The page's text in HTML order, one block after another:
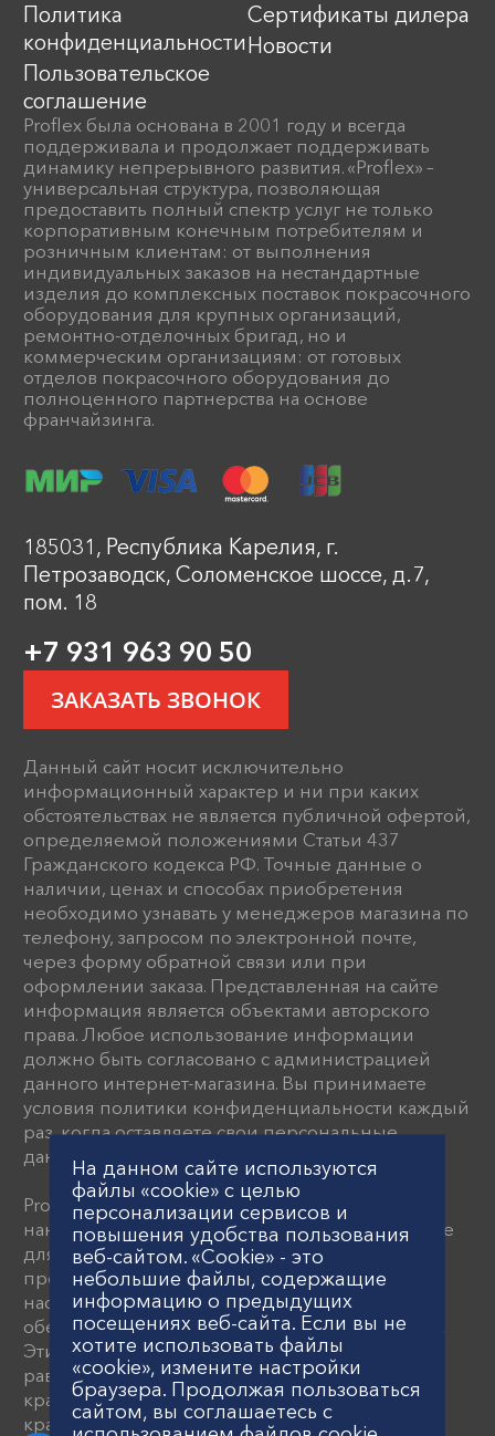
Политика
конфиденциальности
Пользовательское
соглашение
Сертификаты дилера
Новости
Proflex была основана в 2001 году и всегда
поддерживала и продолжает поддерживать
динамику непрерывного развития. «Proflex» –
универсальная структура, позволяющая
предоставить полный спектр услуг не только
корпоративным конечным потребителям и
розничным клиентам: от выполнения
индивидуальных заказов на нестандартные
изделия до комплексных поставок покрасочного
оборудования для крупных организаций,
ремонтно-отделочных бригад, но и
коммерческим организациям: от готовых
отделов покрасочного оборудования до
полноценного партнерства на основе
франчайзинга.
185031, Республика Карелия, г.
Петрозаводск, Соломенское шоссе, д.7,
пом. 18
+7 931 963 90 50
ЗАКАЗАТЬ ЗВОНОК
Данный сайт носит исключительно
информационный характер и ни при каких
обстоятельствах не является публичной офертой,
определяемой положениями Статьи 437
Гражданского кодекса РФ. Точные данные о
наличии, ценах и способах приобретения
необходимо узнавать у менеджеров магазина по
телефону, запросом по электронной почте,
через форму обратной связи или при
оформлении заказа. Представленная на сайте
информация является объектами авторского
права. Любое использование информации
должно быть согласовано с администрацией
данного интернет-магазина. Вы принимаете
условия политики конфиденциальности каждый
раз, когда оставляете свои персональные
данные на данном сайте
Proflex предлагает передовые устройства для
нанесения красок и шпатлевки, разработанные
для строительной индустрии. В ассортименте
представлены краскопульты, пневматические
насосы и поршневые агрегаты, которые
обеспечивают высокое давление распыления.
Эти системы нанесения гарантируют
равномерное покрытие и включают
красконагнетательные устройства и
краскораспылители.
На данном сайте используются
файлы «cookie» с целью
персонализации сервисов и
повышения удобства пользования
веб-сайтом. «Cookie» - это
небольшие файлы, содержащие
информацию о предыдущих
посещениях веб-сайта. Если вы не
хотите использовать файлы
«cookie», измените настройки
браузера. Продолжая пользоваться
сайтом, вы соглашаетесь с